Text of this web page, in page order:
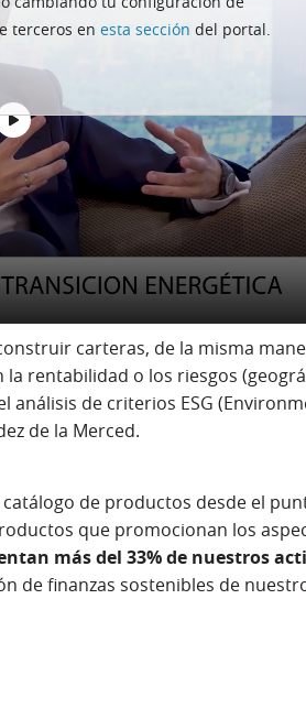
terceros enesta sección del portal.
la parte
valoración solo incluíamos
embargo, "hoy, junto a esas
con 50-60 indicadores
sociales o gobierno
añade Pablo Hernández de la
carteras, de la misma
rentabilidad o los riesgos
análisis de criterios ESG
de la Merced.
de productos desde el
que promocionan los
más del 33% de nuestros
de finanzas sostenibles de
nueva)